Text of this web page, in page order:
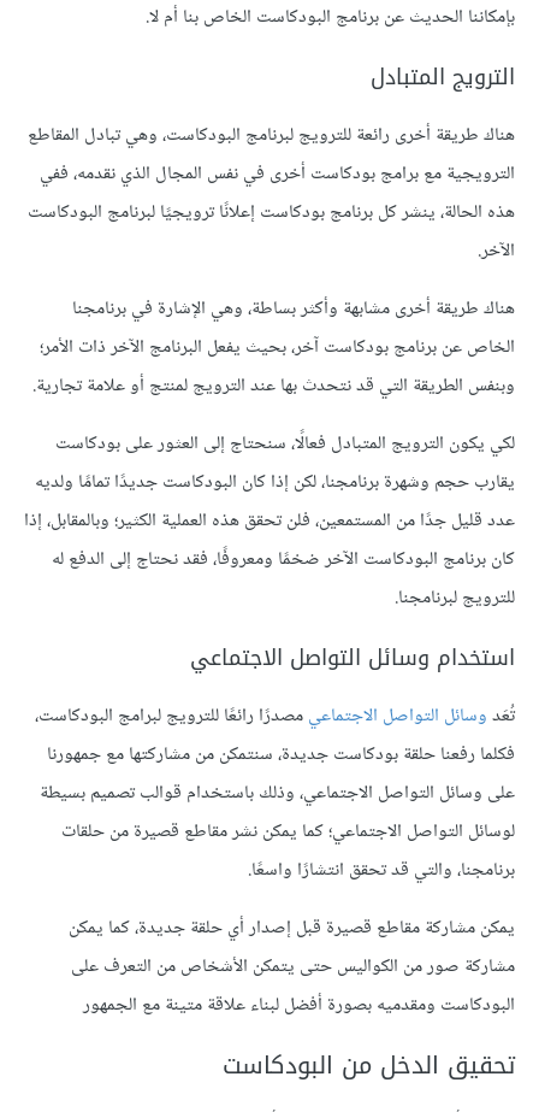
بإمكاننا الحديث عن برنامج البودكاست الخاص بنا أم لا.
الترويج المتبادل
هناك طريقة أخرى رائعة للترويج لبرنامج البودكاست، وهي تبادل المقاطع
الترويجية مع برامج بودكاست أخرى في نفس المجال الذي نقدمه، ففي
هذه الحالة، ينشر كل برنامج بودكاست إعلانًا ترويجيًا لبرنامج البودكاست
الآخر.
هناك طريقة أخرى مشابهة وأكثر بساطة، وهي الإشارة في برنامجنا
الخاص عن برنامج بودكاست آخر، بحيث يفعل البرنامج الآخر ذات الأمر؛
وبنفس الطريقة التي قد نتحدث بها عند الترويج لمنتج أو علامة تجارية.
لكي يكون الترويج المتبادل فعالًا، سنحتاج إلى العثور على بودكاست
يقارب حجم وشهرة برنامجنا، لكن إذا كان البودكاست جديدًا تمامًا ولديه
عدد قليل جدًا من المستمعين، فلن تحقق هذه العملية الكثير؛ وبالمقابل، إذا
كان برنامج البودكاست الآخر ضخمًا ومعروفًا، فقد نحتاج إلى الدفع له
للترويج لبرنامجنا.
استخدام وسائل التواصل الاجتماعي
تُعَدوسائل التواصل الاجتماعيمصدرًا رائعًا للترويج لبرامج البودكاست،
فكلما رفعنا حلقة بودكاست جديدة، سنتمكن من مشاركتها مع جمهورنا
على وسائل التواصل الاجتماعي، وذلك باستخدام قوالب تصميم بسيطة
لوسائل التواصل الاجتماعي؛ كما يمكن نشر مقاطع قصيرة من حلقات
برنامجنا، والتي قد تحقق انتشارًا واسعًا.
يمكن مشاركة مقاطع قصيرة قبل إصدار أي حلقة جديدة، كما يمكن
مشاركة صور من الكواليس حتى يتمكن الأشخاص من التعرف على
البودكاست ومقدميه بصورة أفضل لبناء علاقة متينة مع الجمهور
تحقيق الدخل من البودكاست